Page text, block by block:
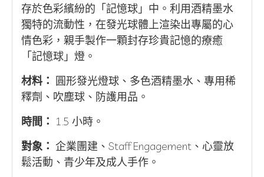
存於色彩繽紛的「記憶球」中。利用酒精墨水
獨特的流動性，在發光球體上渲染出專屬的心
情色彩，親手製作一顆封存珍貴記憶的療癒
「記憶球」燈。
材料： 圓形發光燈球、多色酒精墨水、專用稀
釋劑、吹塵球、防護用品。
時間： 1.5 小時。
對象： 企業團建、Staff Engagement、心靈放
鬆活動、青少年及成人手作。